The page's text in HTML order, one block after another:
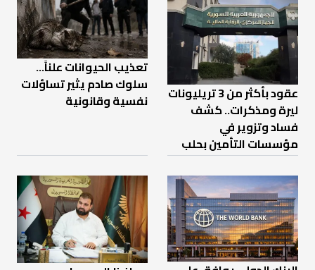
عقود بأكثر من 3 تريليونات
ليرة ومذكرات.. كشف
فساد وتزوير في
مؤسسات التأمين بحلب
تعذيب الحيوانات علناً…
سلوك صادم يثير تساؤلات
نفسية وقانونية